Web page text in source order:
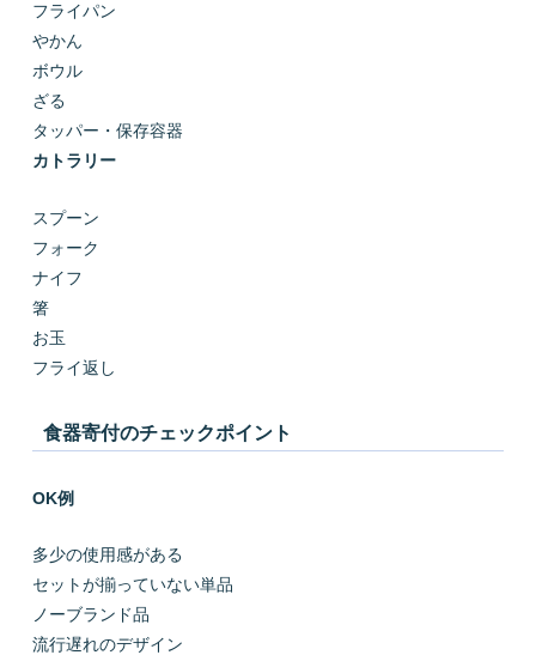
フライパン
やかん
ボウル
ざる
タッパー・保存容器
カトラリー
スプーン
フォーク
ナイフ
箸
お玉
フライ返し
食器寄付のチェックポイント
OK例
多少の使用感がある
セットが揃っていない単品
ノーブランド品
流行遅れのデザイン